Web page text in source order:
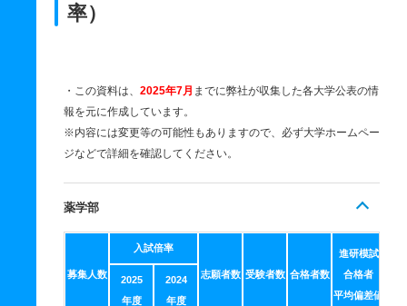
率）
・この資料は、 2025年7月 までに弊社が収集した各大学公表の情
報を元に作成しています。
※内容には変更等の可能性もありますので、必ず大学ホームペー
ジなどで詳細を確認してください。
薬学部
募集人数
入試倍率
志願者数 受験者数 合格者数
進研模試
合格者
平均偏差値
2025
年度
2024
年度